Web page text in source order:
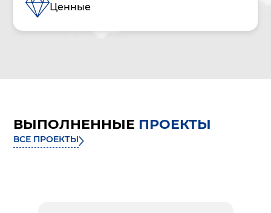
Ценные
ВЫПОЛНЕННЫЕ ПРОЕКТЫ
ВСЕ ПРОЕКТЫ